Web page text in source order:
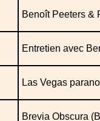
Benoît Peeters &
Entretien avec
Las Vegas
Brevia Obscura